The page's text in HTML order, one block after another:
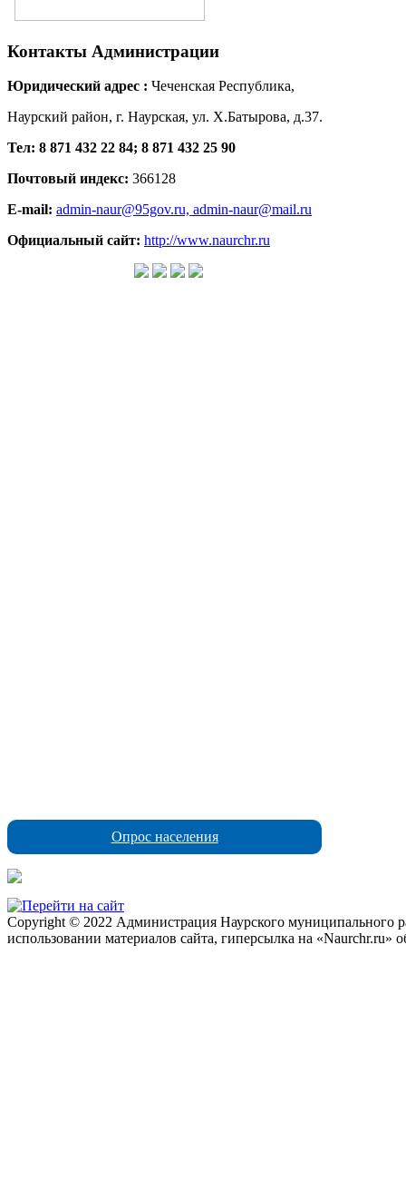
Контакты Администрации
Юридический адрес : Чеченская Республика,
Наурский район, г. Наурская, ул. Х.Батырова, д.37.
Тел: 8 871 432 22 84; 8 871 432 25 90
Почтовый индекс: 366128
E-mail: admin-naur@95gov.ru, admin-naur@mail.ru
Официальный сайт: http://www.naurchr.ru
Опрос населения
Copyright © 2022 Администрация Наурского муниципального
использовании материалов сайта, гиперсылка на «Naurchr.ru»